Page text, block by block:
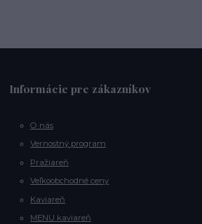
Informácie pre zákazníkov
O nás
Vernostný program
Pražiareň
Veľkoobchodné ceny
Kaviareň
MENU kaviareň